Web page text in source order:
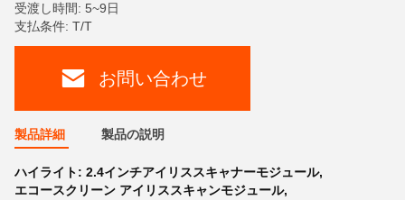
受渡し時間: 5~9日
支払条件: T/T
お問い合わせ
製品詳細 製品の説明
ハイライト: 2.4インチアイリススキャナーモジュール,
エコースクリーン アイリススキャンモジュール,